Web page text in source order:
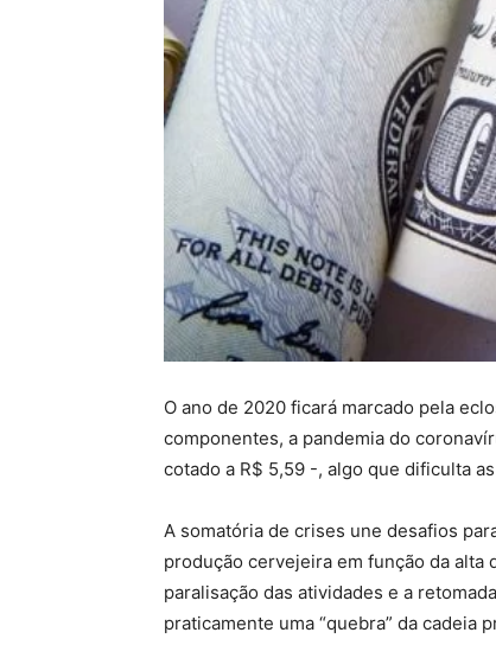
O ano de 2020 ficará marcado pela
componentes, a pandemia do
cotado a R$ 5,59 -, algo que dificulta
A somatória de crises une desafios
produção cervejeira em função da alta
paralisação das atividades e a
praticamente uma “quebra” da cadeia